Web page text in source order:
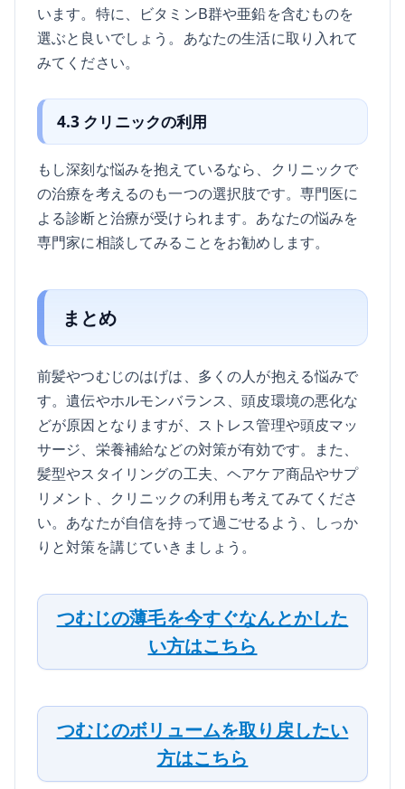
います。特に、ビタミンB群や亜鉛を含むものを
選ぶと良いでしょう。あなたの生活に取り入れて
みてください。
4.3 クリニックの利用
もし深刻な悩みを抱えているなら、クリニックで
の治療を考えるのも一つの選択肢です。専門医に
よる診断と治療が受けられます。あなたの悩みを
専門家に相談してみることをお勧めします。
まとめ
前髪やつむじのはげは、多くの人が抱える悩みで
す。遺伝やホルモンバランス、頭皮環境の悪化な
どが原因となりますが、ストレス管理や頭皮マッ
サージ、栄養補給などの対策が有効です。また、
髪型やスタイリングの工夫、ヘアケア商品やサプ
リメント、クリニックの利用も考えてみてくださ
い。あなたが自信を持って過ごせるよう、しっか
りと対策を講じていきましょう。
つむじの薄毛を今すぐなんとかした
い方はこちら
つむじのボリュームを取り戻したい
方はこちら